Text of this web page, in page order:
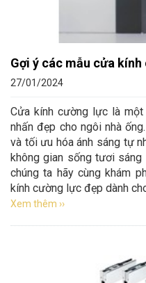
Gợi ý các mẫu cửa
27/01/2024
Cửa kính cường lực là
nhấn đẹp cho ngôi nhà
và tối ưu hóa ánh sáng tự
không gian sống tươi sáng
chúng ta hãy cùng khám
kính cường lực đẹp dành
Xem thêm ››